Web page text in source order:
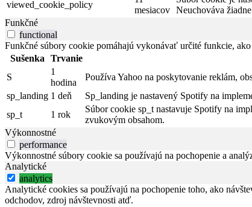
viewed_cookie_policy
mesiacov Neuchováva
Funkčné
functional
Funkčné súbory cookie pomáhajú vykonávať určité funkcie,
Sušenka
Trvanie
S
1
hodina
Používa Yahoo na poskytovanie reklám,
sp_landing 1 deň
Sp_landing je nastavený Spotify na
sp_t
1 rok
Súbor cookie sp_t nastavuje Spotify na
zvukovým obsahom.
Výkonnostné
performance
Výkonnostné súbory cookie sa používajú na pochopenie a
Analytické
analytics
Analytické cookies sa používajú na pochopenie toho, ako
odchodov, zdroj návštevnosti atď.